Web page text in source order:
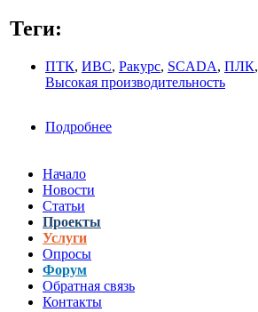
Теги:
ПТК, ИВС, Ракурс, SCADA, ПЛК,
Высокая производительность
Подробнее
Начало
Новости
Статьи
Проекты
Услуги
Опросы
Форум
Обратная связь
Контакты